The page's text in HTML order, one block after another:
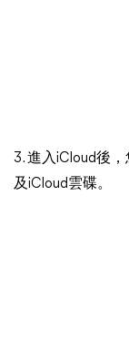
3. 進入iCloud後
及iCloud雲碟。